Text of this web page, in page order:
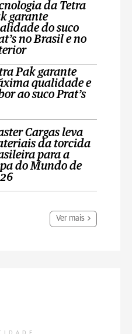
da Tetra
garante
do suco
no Brasil e no
Pak garante
qualidade e
ao suco Prat’s
Cargas leva
da torcida
para a
do Mundo de
Ver mais